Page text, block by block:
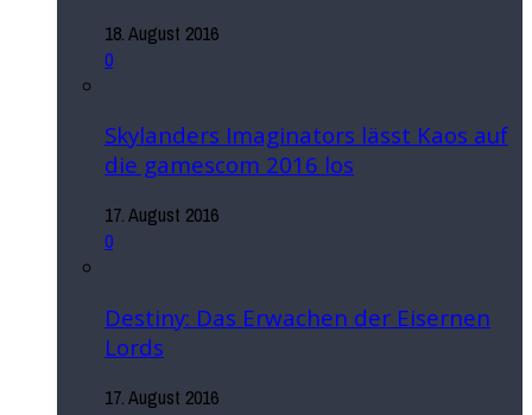
18. August 2016
0
Skylanders Imaginators lässt Kaos auf
die gamescom 2016 los
17. August 2016
0
Destiny: Das Erwachen der Eisernen
Lords
17. August 2016